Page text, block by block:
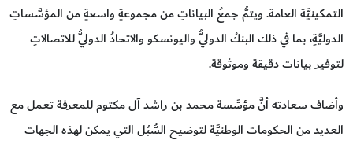
التمكينيَّة العامة. ويتمُّ جمعُ البياناتِ من مجموعةٍ واسعةٍ من المؤسَّساتِ
الدوليَّةِ، بما في ذلك البنكُ الدوليُّ واليونسكو والاتحادُ الدوليُّ للاتصالاتِ
لتوفير بيانات دقيقة وموثوقة.
وأضاف سعادته أنَّ مؤسَّسة محمد بن راشد آل مكتوم للمعرفة تعمل مع
العديد من الحكومات الوطنيَّة لتوضيح السُّبُل التي يمكن لهذه الجهات